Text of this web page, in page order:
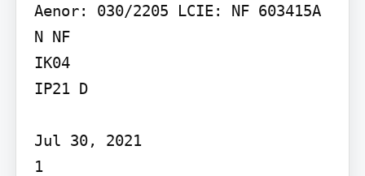
Aenor: 030/2205 LCIE: NF 603415A
N NF
IK04
IP21 D
Jul 30, 2021
1